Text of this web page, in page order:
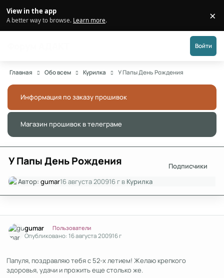
View in the app
A better way to browse. Learn more. ×
Войти
Главная Обо всем Курилка У Папы День Рождения
Информация по заказу прошивок
Магазин прошивок в телеграме
У Папы День Рождения
Подписчики
Автор:gumar16 августа 200916 г в Курилка
gumar Пользователи
Опубликовано:16 августа 200916 г
Папуля, поздравляю тебя с 52-х летием! Желаю крепкого
здоровья, удачи и прожить еще столько же.